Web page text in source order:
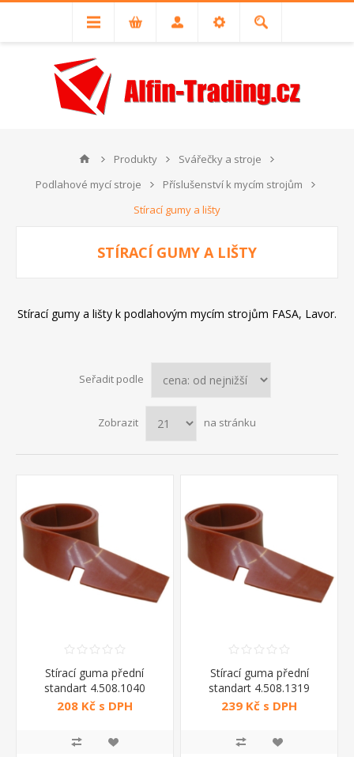
Produkty
Svářečky a stroje
Podlahové mycí stroje
Příslušenství k mycím strojům
Stírací gumy a lišty
STÍRACÍ GUMY A LIŠTY
Stírací gumy a lišty k podlahovým mycím strojům FASA, Lavor.
Seřadit podle
Zobrazit na stránku
Stírací guma přední
standart 4.508.1040
208 Kč s DPH
Stírací guma přední
standart 4.508.1319
239 Kč s DPH